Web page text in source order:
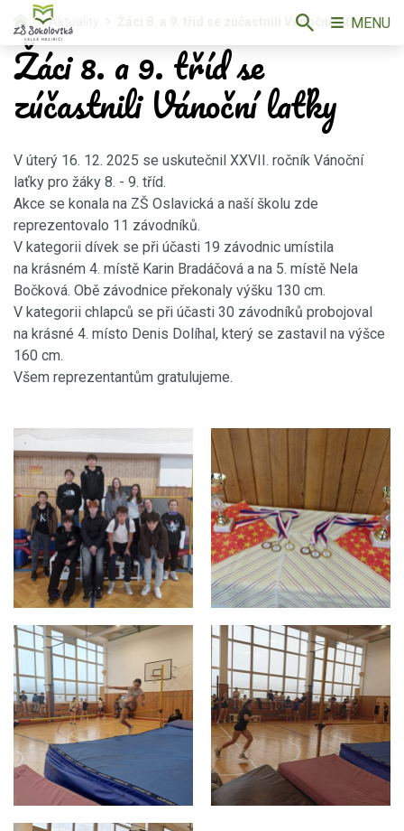
Aktuality Žáci 8. a 9. tříd se zúčastnili Vánoční laťky
Žáci 8. a 9. tříd se
zúčastnili Vánoční laťky
V úterý 16. 12. 2025 se uskutečnil XXVII. ročník Vánoční
laťky pro žáky 8. - 9. tříd.
Akce se konala na ZŠ Oslavická a naší školu zde
reprezentovalo 11 závodníků.
V kategorii dívek se při účasti 19 závodnic umístila
na krásném 4. místě Karin Bradáčová a na 5. místě Nela
Bočková. Obě závodnice překonaly výšku 130 cm.
V kategorii chlapců se při účasti 30 závodníků probojoval
na krásné 4. místo Denis Dolíhal, který se zastavil na výšce
160 cm.
Všem reprezentantům gratulujeme.
MENU